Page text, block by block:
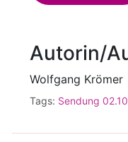
Autorin/
Wolfgang Krömer
Tags: Sendung